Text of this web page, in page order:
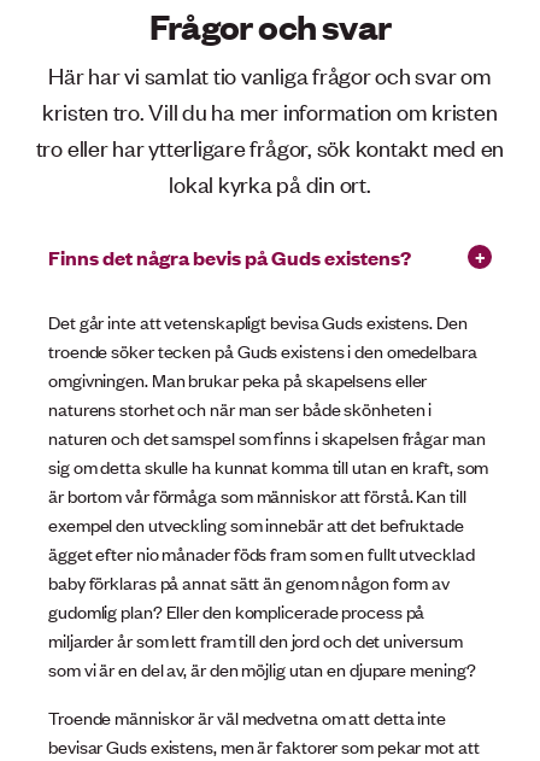
Frågor och svar
Här har vi samlat tio vanliga frågor och svar om
kristen tro. Vill du ha mer information om kristen
tro eller har ytterligare frågor, sök kontakt med en
lokal kyrka på din ort.
Finns det några bevis på Guds existens?
Det går inte att vetenskapligt bevisa Guds existens. Den
troende söker tecken på Guds existens i den omedelbara
omgivningen. Man brukar peka på skapelsens eller
naturens storhet och när man ser både skönheten i
naturen och det samspel som finns i skapelsen frågar man
sig om detta skulle ha kunnat komma till utan en kraft, som
är bortom vår förmåga som människor att förstå. Kan till
exempel den utveckling som innebär att det befruktade
ägget efter nio månader föds fram som en fullt utvecklad
baby förklaras på annat sätt än genom någon form av
gudomlig plan? Eller den komplicerade process på
miljarder år som lett fram till den jord och det universum
som vi är en del av, är den möjlig utan en djupare mening?
Troende människor är väl medvetna om att detta inte
bevisar Guds existens, men är faktorer som pekar mot att